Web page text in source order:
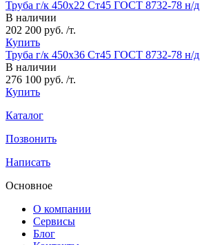
Труба г/к 450х22 Ст45 ГОСТ 8732-78 н/д
В наличии
202 200 руб. /т.
Купить
Труба г/к 450х36 Ст45 ГОСТ 8732-78 н/д
В наличии
276 100 руб. /т.
Купить
Каталог
Позвонить
Написать
Основное
О компании
Сервисы
Блог